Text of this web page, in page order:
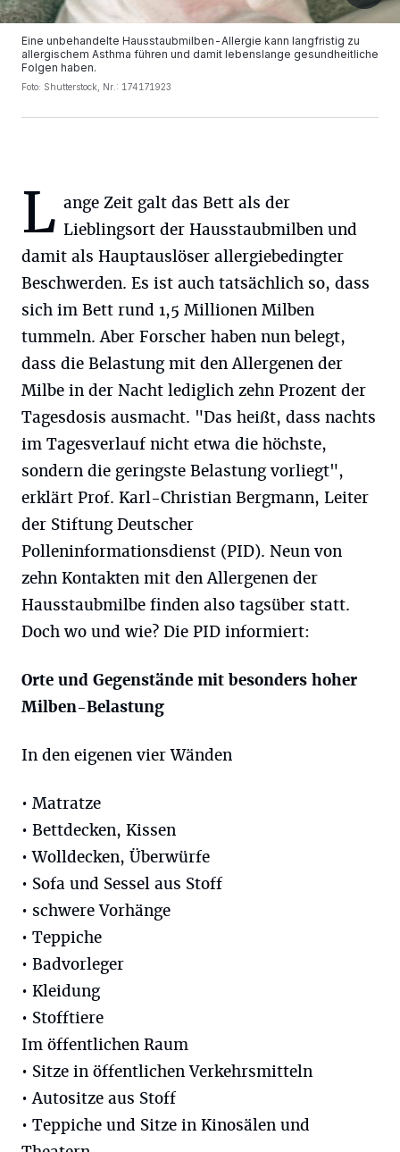
Eine unbehandelte Hausstaubmilben-Allergie kann langfristig zu
allergischem Asthma führen und damit lebenslange gesundheitliche
Folgen haben.
Foto: Shutterstock, Nr.: 174171923
L ange Zeit galt das Bett als der
Lieblingsort der Hausstaubmilben und
damit als Hauptauslöser allergiebedingter
Beschwerden. Es ist auch tatsächlich so, dass
sich im Bett rund 1,5 Millionen Milben
tummeln. Aber Forscher haben nun belegt,
dass die Belastung mit den Allergenen der
Milbe in der Nacht lediglich zehn Prozent der
Tagesdosis ausmacht. "Das heißt, dass nachts
im Tagesverlauf nicht etwa die höchste,
sondern die geringste Belastung vorliegt",
erklärt Prof. Karl-Christian Bergmann, Leiter
der Stiftung Deutscher
Polleninformationsdienst (PID). Neun von
zehn Kontakten mit den Allergenen der
Hausstaubmilbe finden also tagsüber statt.
Doch wo und wie? Die PID informiert:
Orte und Gegenstände mit besonders hoher
Milben-Belastung
In den eigenen vier Wänden
• Matratze
• Bettdecken, Kissen
• Wolldecken, Überwürfe
• Sofa und Sessel aus Stoff
• schwere Vorhänge
• Teppiche
• Badvorleger
• Kleidung
• Stofftiere
Im öffentlichen Raum
• Sitze in öffentlichen Verkehrsmitteln
• Autositze aus Stoff
• Teppiche und Sitze in Kinosälen und